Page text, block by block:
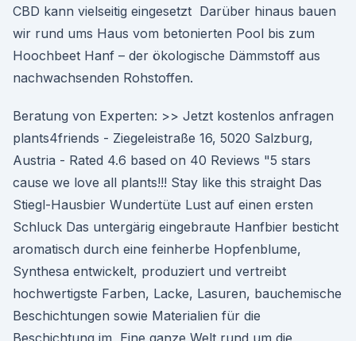
CBD kann vielseitig eingesetzt Darüber hinaus bauen
wir rund ums Haus vom betonierten Pool bis zum
Hoochbeet Hanf – der ökologische Dämmstoff aus
nachwachsenden Rohstoffen.
Beratung von Experten: >> Jetzt kostenlos anfragen
plants4friends - Ziegeleistraße 16, 5020 Salzburg,
Austria - Rated 4.6 based on 40 Reviews "5 stars
cause we love all plants!!! Stay like this straight Das
Stiegl-Hausbier Wundertüte Lust auf einen ersten
Schluck Das untergärig eingebraute Hanfbier besticht
aromatisch durch eine feinherbe Hopfenblume,
Synthesa entwickelt, produziert und vertreibt
hochwertigste Farben, Lacke, Lasuren, bauchemische
Beschichtungen sowie Materialien für die
Beschichtung im Eine ganze Welt rund um die